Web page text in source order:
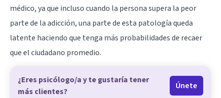
médico, ya que incluso cuando la persona supera la peor
parte de la adicción, una parte de esta patología queda
latente haciendo que tenga más probabilidades de recaer
que el ciudadano promedio.
¿Eres psicólogo/a y te gustaría tener
más clientes?
Únete